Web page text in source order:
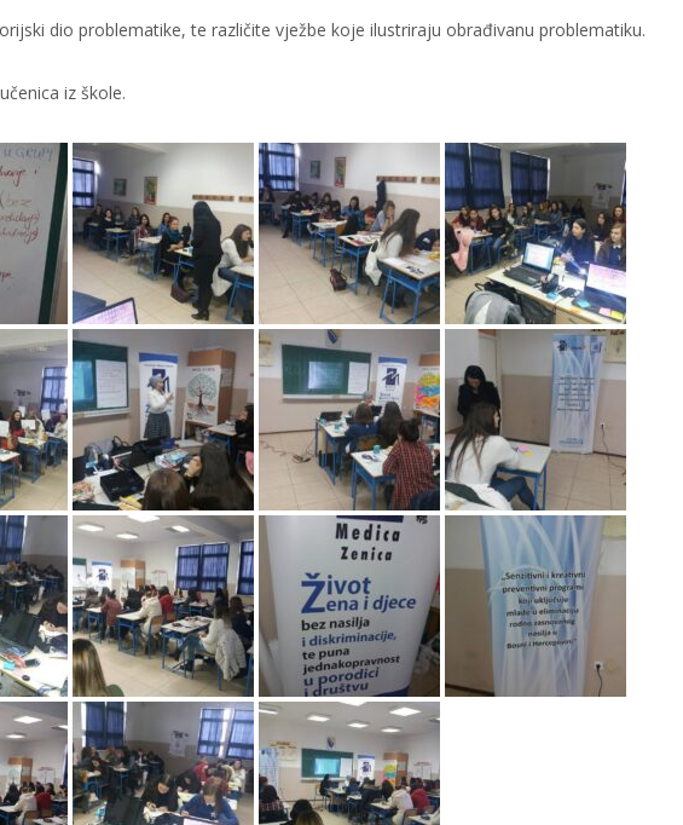
dio problematike, te različite vježbe koje ilustriraju obrađivanu problematiku.
iz škole.